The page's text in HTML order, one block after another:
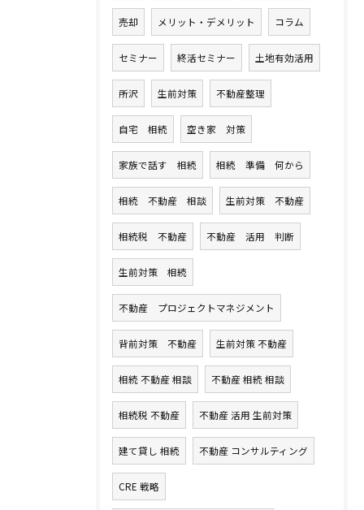
売却 メリット・デメリット コラム
セミナー 終活セミナー 土地有効活用
所沢 生前対策 不動産整理
自宅 相続 空き家 対策
家族で話す 相続 相続 準備 何から
相続 不動産 相談 生前対策 不動産
相続税 不動産 不動産 活用 判断
生前対策 相続
不動産 プロジェクトマネジメント
背前対策 不動産 生前対策 不動産
相続 不動産 相談 不動産 相続 相談
相続税 不動産 不動産 活用 生前対策
建て貸し 相続 不動産 コンサルティング
CRE 戦略